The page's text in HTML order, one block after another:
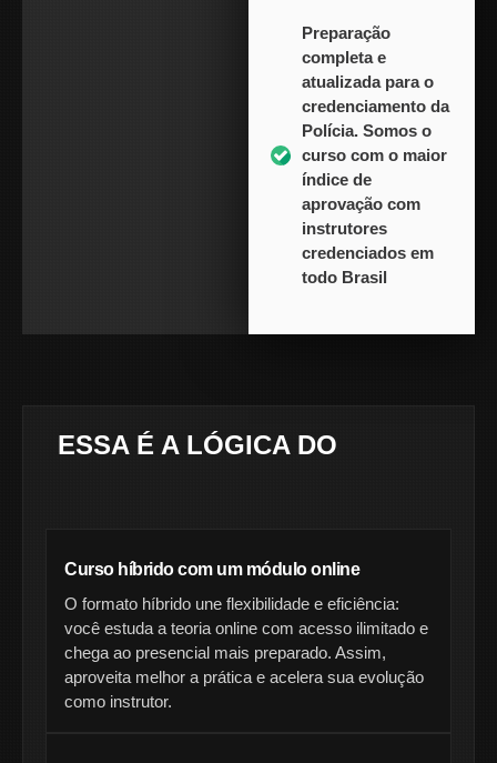
Preparação
completa e
atualizada para o
credenciamento da
Polícia. Somos o
curso com o maior
índice de
aprovação com
instrutores
credenciados em
todo Brasil
ESSA É A LÓGICA DO
Curso híbrido com um módulo online
O formato híbrido une flexibilidade e eficiência:
você estuda a teoria online com acesso ilimitado e
chega ao presencial mais preparado. Assim,
aproveita melhor a prática e acelera sua evolução
como instrutor.